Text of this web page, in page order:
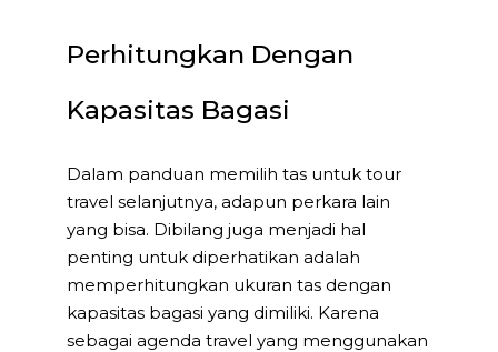
Perhitungkan Dengan
Kapasitas Bagasi
Dalam panduan memilih tas untuk tour
travel selanjutnya, adapun perkara lain
yang bisa. Dibilang juga menjadi hal
penting untuk diperhatikan adalah
memperhitungkan ukuran tas dengan
kapasitas bagasi yang dimiliki. Karena
sebagai agenda travel yang menggunakan